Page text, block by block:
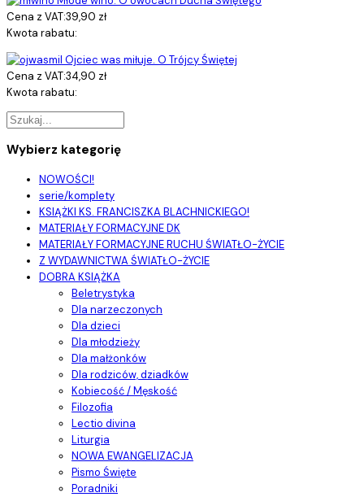
Cena z VAT:39,90 zł
Kwota rabatu:
Ojciec was miłuje. O Trójcy Świętej
Cena z VAT:34,90 zł
Kwota rabatu:
Wybierz kategorię
NOWOŚCI!
serie/komplety
KSIĄŻKI KS. FRANCISZKA BLACHNICKIEGO!
MATERIAŁY FORMACYJNE DK
MATERIAŁY FORMACYJNE RUCHU ŚWIATŁO-ŻYCIE
Z WYDAWNICTWA ŚWIATŁO-ŻYCIE
DOBRA KSIĄŻKA
Beletrystyka
Dla narzeczonych
Dla dzieci
Dla młodzieży
Dla małżonków
Dla rodziców, dziadków
Kobiecość / Męskość
Filozofia
Lectio divina
Liturgia
NOWA EWANGELIZACJA
Pismo Święte
Poradniki